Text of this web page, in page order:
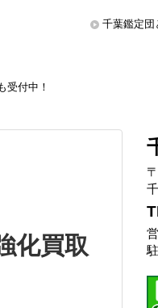
受付中！
千葉鑑定団
化買取